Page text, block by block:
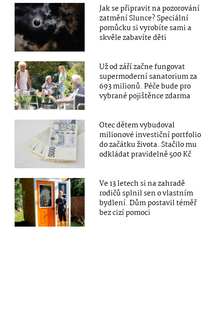
Jak se připravit na pozorování
zatmění Slunce? Speciální
pomůcku si vyrobíte sami a
skvěle zabavíte děti
Už od září začne fungovat
supermoderní sanatorium za
693 milionů. Péče bude pro
vybrané pojištěnce zdarma
Otec dětem vybudoval
milionové investiční portfolio
do začátku života. Stačilo mu
odkládat pravidelně 500 Kč
Ve 13 letech si na zahradě
rodičů splnil sen o vlastním
bydlení. Dům postavil téměř
bez cizí pomoci